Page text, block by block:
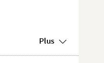
Plus